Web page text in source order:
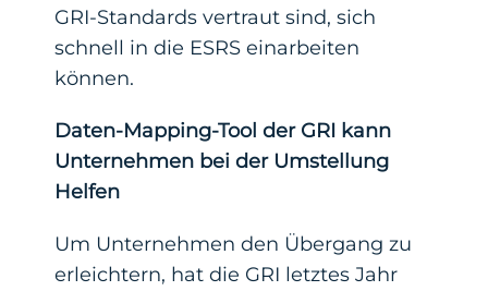
GRI-Standards vertraut sind, sich
schnell in die ESRS einarbeiten
können.
Daten-Mapping-Tool der GRI kann
Unternehmenbei der Umstellung
Helfen
Um Unternehmen den Übergang zu
erleichtern, hat die GRI letztes Jahr